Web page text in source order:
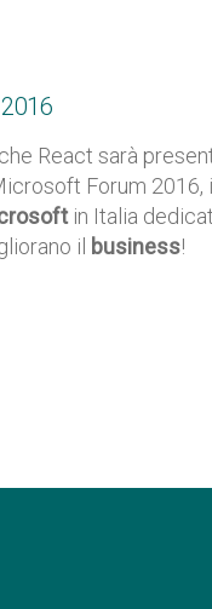
React sarà
Forum 2016,
in Italia
il business!